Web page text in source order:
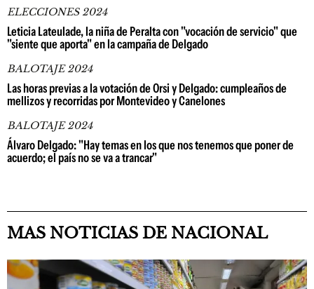
ELECCIONES 2024
Leticia Lateulade, la niña de Peralta con "vocación de servicio" que
"siente que aporta" en la campaña de Delgado
BALOTAJE 2024
Las horas previas a la votación de Orsi y Delgado: cumpleaños de
mellizos y recorridas por Montevideo y Canelones
BALOTAJE 2024
Álvaro Delgado: "Hay temas en los que nos tenemos que poner de
acuerdo; el país no se va a trancar"
MAS NOTICIAS DE NACIONAL